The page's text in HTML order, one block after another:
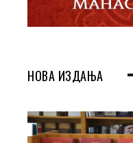
НОВА ИЗДАЊА